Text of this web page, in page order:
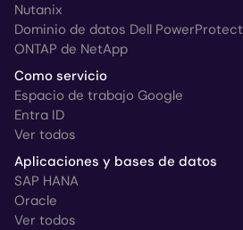
Nutanix
Dominio de datos Dell PowerProtect
ONTAP de NetApp
Como servicio
Espacio de trabajo Google
Entra ID
Ver todos
Aplicaciones y bases de datos
SAP HANA
Oracle
Ver todos